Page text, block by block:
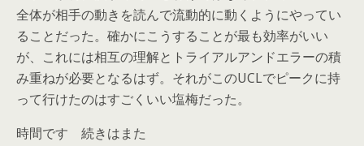
全体が相手の動きを読んで流動的に動くようにやってい
ることだった。確かにこうすることが最も効率がいい
が、これには相互の理解とトライアルアンドエラーの積
み重ねが必要となるはず。それがこのUCLでピークに持
って行けたのはすごくいい塩梅だった。
時間です 続きはまた